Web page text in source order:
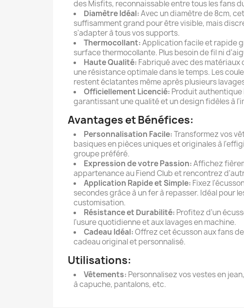
des Misfits, reconnaissable entre tous les fans
Diamètre Idéal:Avec un diamètre de 8cm,
suffisamment grand pour être visible, mais
s'adapter à tous vos supports.
Thermocollant:Application facile et rapide
surface thermocollante. Plus besoin de fil ni
Haute Qualité: Fabriqué avec des matériaux
une résistance optimale dans le temps. Les
restent éclatantes même après plusieurs
Officiellement Licencié: Produit authentique
garantissant une qualité et un design fidèles à
Avantages et Bénéfices:
Personnalisation Facile:Transformez vos
basiques en pièces uniques et originales à
groupe préféré.
Expression de votre Passion:Affichez
appartenance au Fiend Club et rencontrez
Application Rapide et Simple: Fixez
secondes grâce à un fer à repasser. Idéal pour
customisation.
Résistance et Durabilité: Profitez d'un
l'usure quotidienne et aux lavages en machine.
Cadeau Idéal:Offrez cet écusson aux fans
cadeau original et personnalisé.
Utilisations:
Vêtements: Personnalisez vos vestes en
à capuche, pantalons, etc.